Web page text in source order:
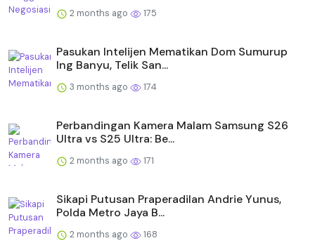
2 months ago 175
Pasukan Intelijen Mematikan Dom Sumurup
Ing Banyu, Telik San...
3 months ago 174
Perbandingan Kamera Malam Samsung S26
Ultra vs S25 Ultra: Be...
2 months ago 171
Sikapi Putusan Praperadilan Andrie Yunus,
Polda Metro Jaya B...
2 months ago 168